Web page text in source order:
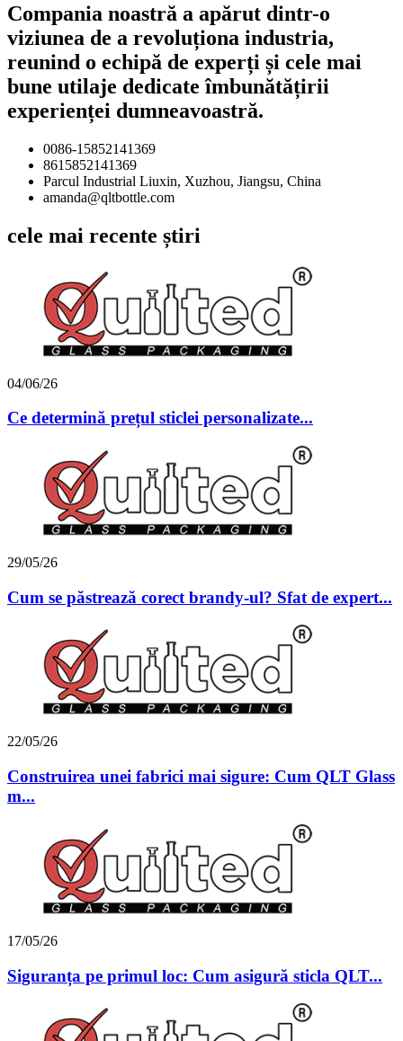
Compania noastră a apărut dintr-o
viziunea de a revoluționa industria,
reunind o echipă de experți și cele mai
bune utilaje dedicate îmbunătățirii
experienței dumneavoastră.
0086-15852141369
8615852141369
Parcul Industrial Liuxin, Xuzhou, Jiangsu, China
amanda@qltbottle.com
cele mai recente știri
04/06/26
Ce determină prețul sticlei personalizate...
29/05/26
Cum se păstrează corect brandy-ul? Sfat de expert...
22/05/26
Construirea unei fabrici mai sigure: Cum QLT Glass
m...
17/05/26
Siguranța pe primul loc: Cum asigură sticla QLT...